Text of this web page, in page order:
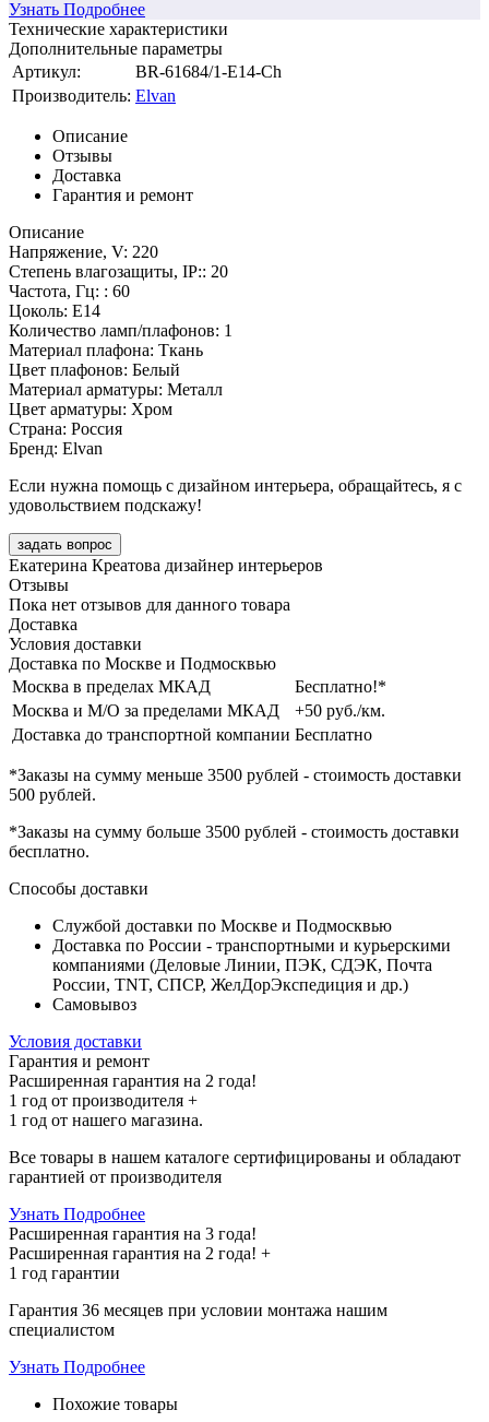
Узнать Подробнее
Технические характеристики
Дополнительные параметры
Артикул:
BR-61684/1-E14-Ch
Производитель: Elvan
Описание
Отзывы
Доставка
Гарантия и ремонт
Описание
Напряжение, V: 220
Степень влагозащиты, IP:: 20
Частота, Гц: : 60
Цоколь: E14
Количество ламп/плафонов: 1
Материал плафона: Ткань
Цвет плафонов: Белый
Материал арматуры: Металл
Цвет арматуры: Хром
Страна: Россия
Бренд: Elvan
Если нужна помощь с дизайном интерьера, обращайтесь, я с
удовольствием подскажу!
задать вопрос
Екатерина Креатова дизайнер интерьеров
Отзывы
Пока нет отзывов для данного товара
Доставка
Условия доставки
Доставка по Москве и Подмосквью
Москва в пределах МКАД
Бесплатно!*
Москва и М/О за пределами МКАД
+50 руб./км.
Доставка до транспортной компании Бесплатно
*Заказы на сумму меньше 3500 рублей - стоимость доставки
500 рублей.
*Заказы на сумму больше 3500 рублей - стоимость доставки
бесплатно.
Способы доставки
Службой доставки по Москве и Подмосквью
Доставка по России - транспортными и курьерскими
компаниями (Деловые Линии, ПЭК, СДЭК, Почта
России, TNT, СПСР, ЖелДорЭкспедиция и др.)
Самовывоз
Условия доставки
Гарантия и ремонт
Расширенная гарантия на 2 года!
1 год от производителя +
1 год от нашего магазина.
Все товары в нашем каталоге сертифицированы и обладают
гарантией от производителя
Узнать Подробнее
Расширенная гарантия на 3 года!
Расширенная гарантия на 2 года! +
1 год гарантии
Гарантия 36 месяцев при условии монтажа нашим
специалистом
Узнать Подробнее
Похожие товары